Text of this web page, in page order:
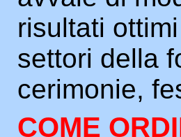
risultati
settori della
cerimonie,
COME